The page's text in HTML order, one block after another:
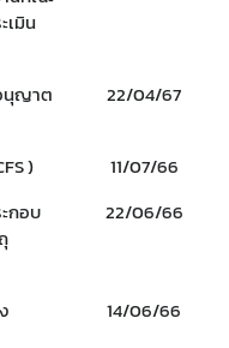
เมิน
นุญาต 22/04/67
)
11/07/66
กอบ
22/06/66
14/06/66